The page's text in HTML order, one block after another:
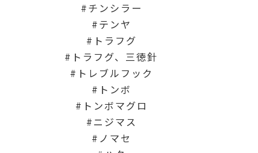
チンシラー
テンヤ
トラフグ
トラフグ、三徳針
トレブルフック
トンボ
トンボマグロ
ニジマス
ノマセ